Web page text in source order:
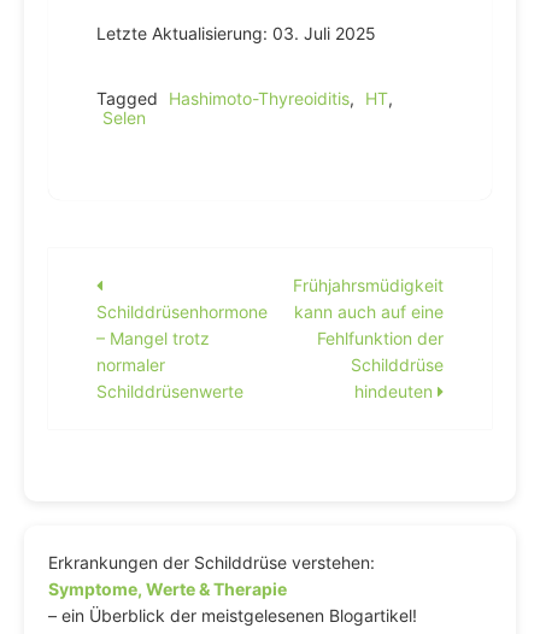
Letzte Aktualisierung: 03. Juli 2025
Tagged Hashimoto-Thyreoiditis, HT,
Selen
Beitragsnavigation
Schilddrüsenhormone
– Mangel trotz
normaler
Schilddrüsenwerte
Frühjahrsmüdigkeit
kann auch auf eine
Fehlfunktion der
Schilddrüse
hindeuten
Erkrankungen der Schilddrüse verstehen:
Symptome, Werte & Therapie
– ein Überblick der meistgelesenen Blogartikel!